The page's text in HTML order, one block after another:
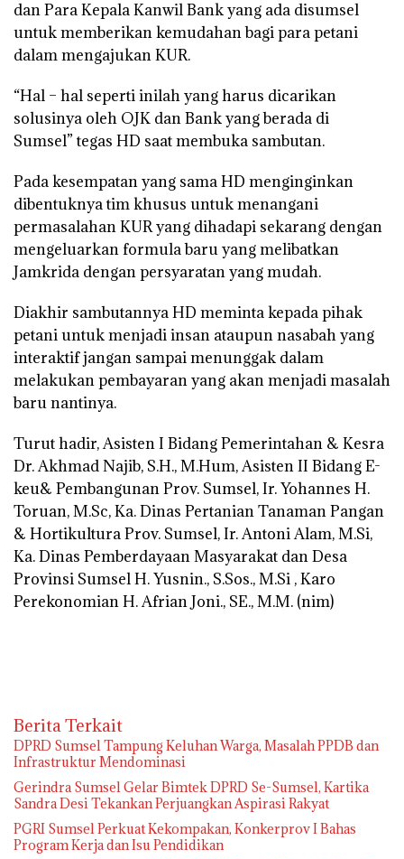
dan Para Kepala Kanwil Bank yang ada disumsel
untuk memberikan kemudahan bagi para petani
dalam mengajukan KUR.
“Hal – hal seperti inilah yang harus dicarikan
solusinya oleh OJK dan Bank yang berada di
Sumsel” tegas HD saat membuka sambutan.
Pada kesempatan yang sama HD menginginkan
dibentuknya tim khusus untuk menangani
permasalahan KUR yang dihadapi sekarang dengan
mengeluarkan formula baru yang melibatkan
Jamkrida dengan persyaratan yang mudah.
Diakhir sambutannya HD meminta kepada pihak
petani untuk menjadi insan ataupun nasabah yang
interaktif jangan sampai menunggak dalam
melakukan pembayaran yang akan menjadi masalah
baru nantinya.
Turut hadir, Asisten I Bidang Pemerintahan & Kesra
Dr. Akhmad Najib, S.H., M.Hum, Asisten II Bidang E-
keu& Pembangunan Prov. Sumsel, Ir. Yohannes H.
Toruan, M.Sc, Ka. Dinas Pertanian Tanaman Pangan
& Hortikultura Prov. Sumsel, Ir. Antoni Alam, M.Si,
Ka. Dinas Pemberdayaan Masyarakat dan Desa
Provinsi Sumsel H. Yusnin., S.Sos., M.Si , Karo
Perekonomian H. Afrian Joni., SE., M.M. (nim)
Berita Terkait
DPRD Sumsel Tampung Keluhan Warga, Masalah PPDB dan
Infrastruktur Mendominasi
Gerindra Sumsel Gelar Bimtek DPRD Se-Sumsel, Kartika
Sandra Desi Tekankan Perjuangkan Aspirasi Rakyat
PGRI Sumsel Perkuat Kekompakan, Konkerprov I Bahas
Program Kerja dan Isu Pendidikan